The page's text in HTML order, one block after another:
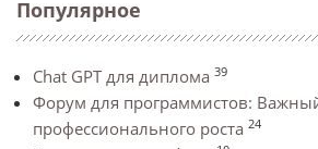
Популярное
Chat GPT для диплома 39
Форум для программистов:
профессионального роста 24